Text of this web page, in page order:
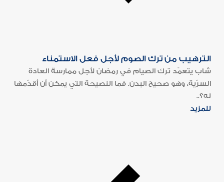
الترهيب من ترك الصوم لأجل فعل الاستمناء
شاب يتعمّد ترك الصيام في رمضان لأجل ممارسة العادة
السرّية، وهو صحيح البدن. فما النصيحة التي يمكن أن أقدّمها
له؟..
للمزيد